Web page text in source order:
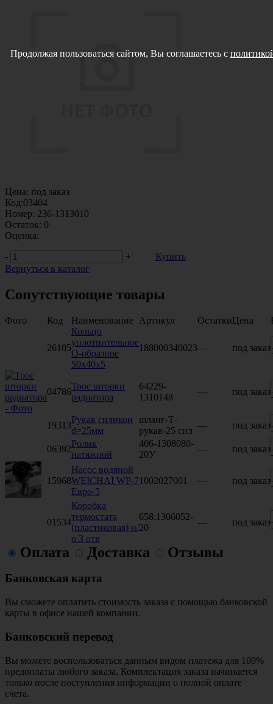
Цена: под заказ
Код:03404
Номер: 236-1313010
Остаток: 0
Оценка:
-
+
Купить
Вернуться в каталог
Сопутствующие товары
Фото Код Наименование Артикул ОстаткиЦена
26105
Кольцо
уплотнительное
О-образное
50x40x5
188000340023— под заказ
04786
Трос шторки
радиатора
64229-
1310148
— под заказ
19313
Рукав силикон
d=25мм
шланг-Т-
рукав-25 сил
— под заказ
06392
Ролик
натяжной
406-1308080-
20У
— под заказ
15968
Насос водяной
WEICHAI WP-7
Евро-5
1002027001 — под заказ
01534
Коробка
термостата
(пластиковая) н/
о 3 отв
658.1306052-
20
— под заказ
Оплата Доставка Отзывы
Банковская карта
Вы сможете оплатить стоимость заказа с помощью банковской
карты в офисе нашей компании.
Банковский перевод
Вы можете воспользоваться данным видом платежа для 100%
предоплаты любого заказа. Комплектация заказа начинается
только после поступления информации о полной оплате
счета.
Продолжая пользоваться сайтом, Вы соглашаетесь с